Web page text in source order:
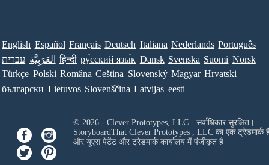
English Español Français Deutsch Italiana Nederlands Português
עברית العَرَبِيَّة हिन्दी ру́сский язы́к Dansk Svenska Suomi Norsk
Türkçe Polski Româna Ceština Slovenský Magyar Hrvatski
български Lietuvos Slovenščina Latvijas eesti
© 2026 - Clever Prototypes, LLC - सर्वाधिकार सुरक्षित।
StoryboardThat Clever Prototypes , LLCका एक ट्रेडमार्क
और यूएस पेटेंट और ट्रेडमार्क कार्यालय में पंजीकृत है